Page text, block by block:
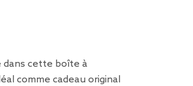
dans cette boîte à
comme cadeau original